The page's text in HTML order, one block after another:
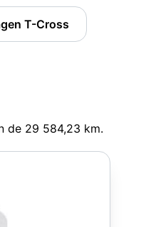
T-Cross
de 29 584,23 km.